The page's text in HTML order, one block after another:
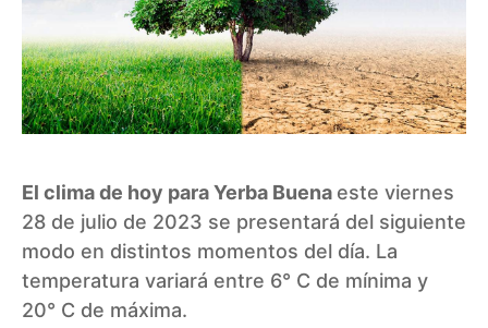
El clima de hoy para Yerba Buena este viernes
28 de julio de 2023 se presentará del siguiente
modo en distintos momentos del día. La
temperatura variará entre 6° C de mínima y
20° C de máxima.